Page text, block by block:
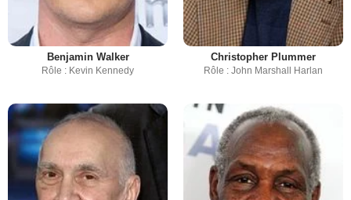
Benjamin Walker
Rôle : Kevin Kennedy
Christopher Plummer
Rôle : John Marshall Harlan